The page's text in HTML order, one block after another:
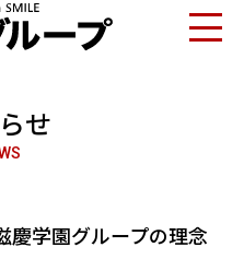
せ
慶学園グループの理念